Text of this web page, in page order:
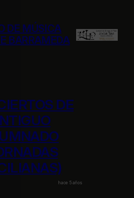
DE MÚSICA
BARRAMEDA
DE
hace 5 años